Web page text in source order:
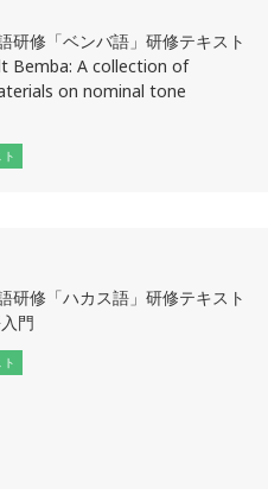
研修「ベンバ語」研修テキスト
Bemba: A collection of
on nominal tone
研修「ハカス語」研修テキスト
門